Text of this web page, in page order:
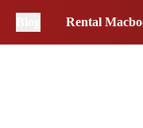
Rental